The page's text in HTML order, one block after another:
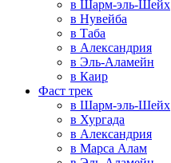
в Шарм-эль-Шейх
в Нувейба
в Таба
в Александрия
в Эль-Аламейн
в Каир
Фаст трек
в Шарм-эль-Шейх
в Хургада
в Александрия
в Марса Алам